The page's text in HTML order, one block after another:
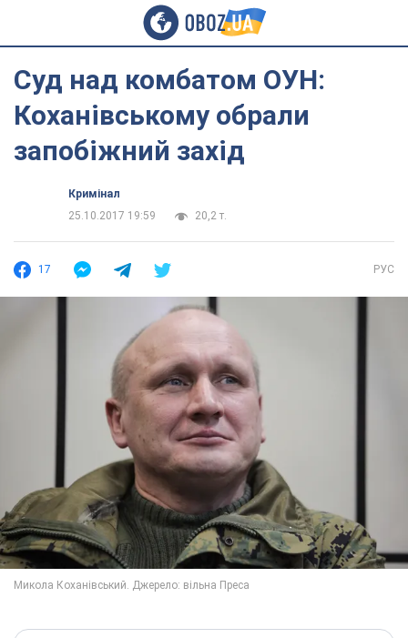
Суд над комбатом ОУН:
Коханівському обрали
запобіжний захід
Кримінал
25.10.2017 19:59
20,2 т.
17 РУС